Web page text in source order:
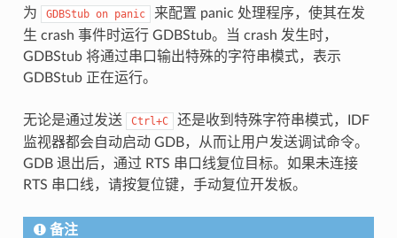
为
GDBStub on panic
来配置 panic 处理程序，使其在发
生 crash 事件时运行 GDBStub。当 crash 发生时，
GDBStub 将通过串口输出特殊的字符串模式，表示
GDBStub 正在运行。
无论是通过发送 Ctrl+C
还是收到特殊字符串模式，IDF
监视器都会自动启动 GDB，从而让用户发送调试命令。
GDB 退出后，通过 RTS 串口线复位目标。如果未连接
RTS 串口线，请按复位键，手动复位开发板。
备注